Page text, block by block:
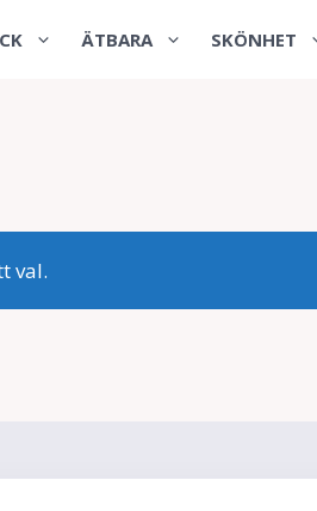
ÄTBARA SKÖNHET
val.